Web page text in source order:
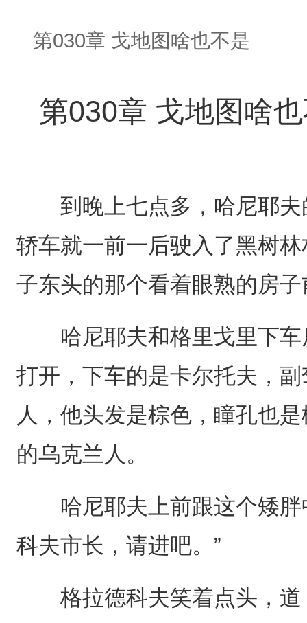
第030章 戈地图啥也不是
第030章 戈地图啥
到晚上七点多，哈尼耶夫
轿车就一前一后驶入了黑树
子东头的那个看着眼熟的房子
哈尼耶夫和格里戈里下车
打开，下车的是卡尔托夫，
人，他头发是棕色，瞳孔也
的乌克兰人。
哈尼耶夫上前跟这个矮胖
科夫市长，请进吧。”
格拉德科夫笑着点头，道